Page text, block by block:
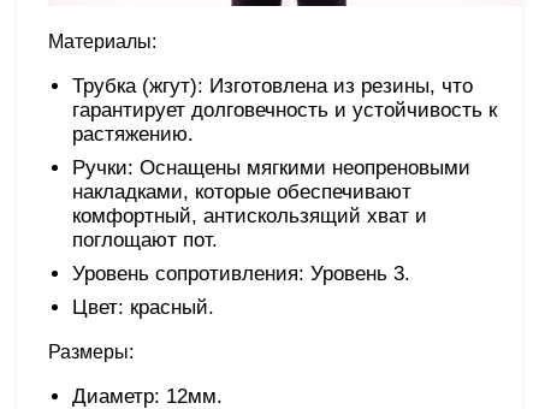
Материалы:
Трубка (жгут): Изготовлена ​​из резины, что
гарантирует долговечность и устойчивость к
растяжению.
Ручки: Оснащены мягкими неопреновыми
накладками, которые обеспечивают
комфортный, антискользящий хват и
поглощают пот.
Уровень сопротивления: Уровень 3.
Цвет: красный.
Размеры:
Диаметр: 12мм.